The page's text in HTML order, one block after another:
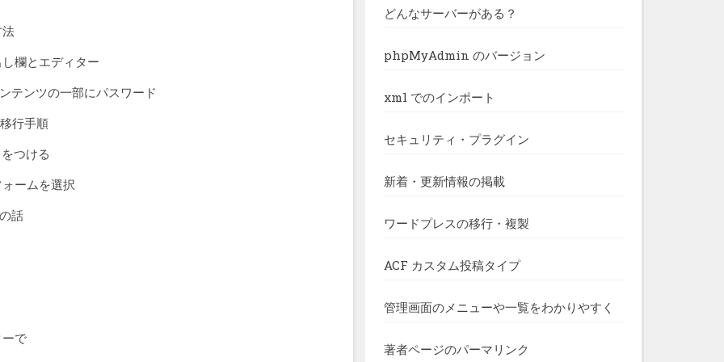
欄とエディター
テンツの一部にパスワード
行手順
つける
ームを選択
話
で
どんなサーバーがある？
phpMyAdmin のバージョン
xml でのインポート
セキュリティ・プラグイン
新着・更新情報の掲載
ワードプレスの移行・複製
ACF カスタム投稿タイプ
管理画面のメニューや一覧をわかりやすく
著者ページのパーマリンク